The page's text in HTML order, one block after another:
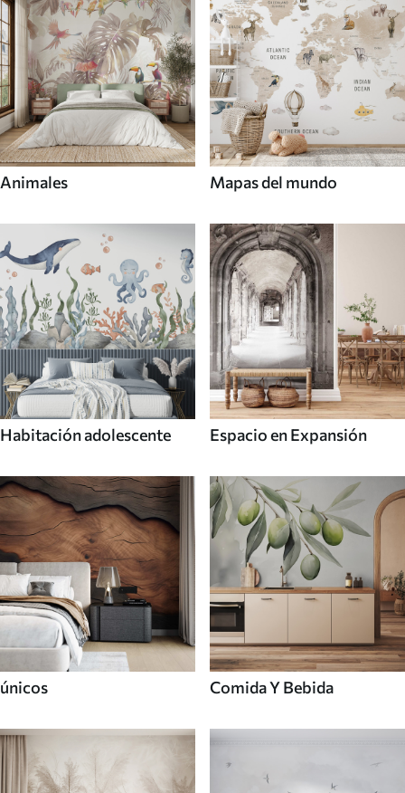
Animales Mapas del mundo
Habitación adolescente Espacio en Expansión
únicos Comida Y Bebida